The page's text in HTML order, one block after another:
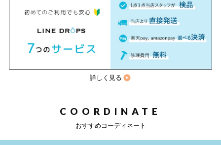
詳しく見る
COORDINATE
おすすめコーディネート